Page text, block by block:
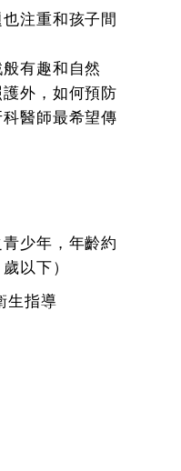
注重和孩子間
有趣和自然
外，如何預防
醫師最希望傳
少年，年齡約
以下）
生指導